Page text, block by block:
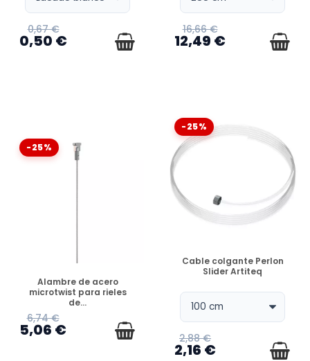
0,67 €
0,50 €
16,66 €
12,49 €
-25%
Alambre de acero
microtwist para rieles
de...
6,74 €
5,06 €
-25%
DISPONIBLE
Cable colgante Perlon
Slider Artiteq
2,88 €
2,16 €